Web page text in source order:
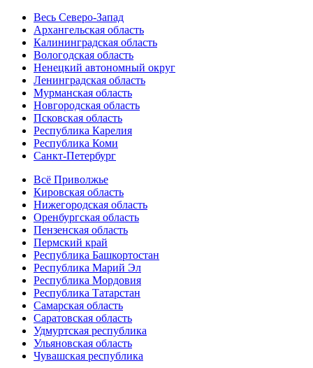
Весь Северо-Запад
Архангельская область
Калининградская область
Вологодская область
Ненецкий автономный округ
Ленинградская область
Мурманская область
Новгородская область
Псковская область
Республика Карелия
Республика Коми
Санкт-Петербург
Всё Приволжье
Кировская область
Нижегородская область
Оренбургская область
Пензенская область
Пермский край
Республика Башкортостан
Республика Марий Эл
Республика Мордовия
Республика Татарстан
Самарская область
Саратовская область
Удмуртская республика
Ульяновская область
Чувашская республика